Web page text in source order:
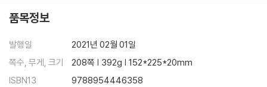
품목정보
발행일
2021년 02월 01일
쪽수, 무게, 크기
208쪽 | 392g | 152*225*20mm
ISBN13
9788954446358